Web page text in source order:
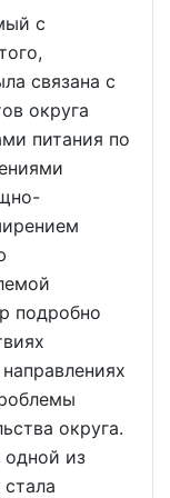
с
связана с
округа
питания по
подробно
округа.
из